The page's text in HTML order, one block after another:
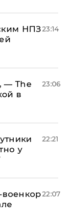
НПЗ23:14
— The
в
23:06
у
22:21
22:07